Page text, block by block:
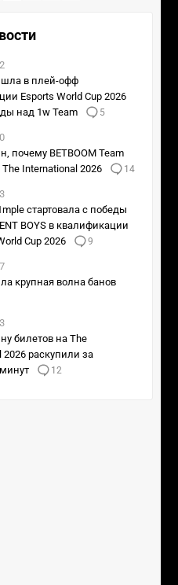
в плей-офф
Esports World Cup 2026
над 1w Team
5
почему BETBOOM Team
International 2026
14
стартовала с победы
BOYS в квалификации
Cup 2026
9
крупная волна банов
билетов на The
2026 раскупили за
12